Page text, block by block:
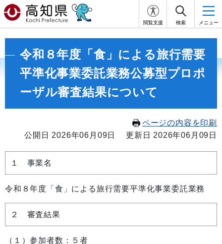
閲覧支援 検索 メニュー
令和８年度「食」による旅行需要
平準化事業委託業務公募型プロポ
ーザル審査結果について
ページの内容を印刷
公開日 2026年06月09日
更新日 2026年06月09日
１ 事業名
令和８年度「食」による旅行需要平準化事業委託業務
２ 審査結果
（１）参加者数：５者